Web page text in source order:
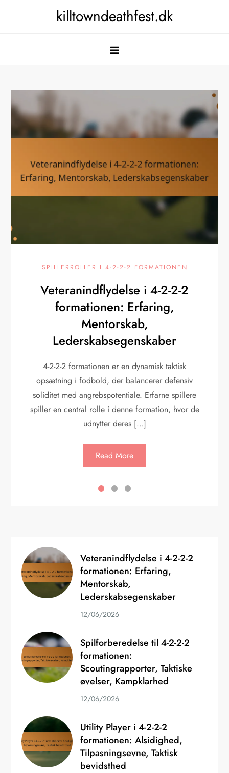
killtowndeathfest.dk
SPILLERROLLER I 4-2-2-2 FORMATIONEN
Veteranindflydelse i 4-2-2-2
formationen: Erfaring,
Mentorskab,
Lederskabsegenskaber
4-2-2-2 formationen er en dynamisk taktisk
opsætning i fodbold, der balancerer defensiv
soliditet med angrebspotentiale. Erfarne spillere
spiller en central rolle i denne formation, hvor de
udnytter deres […]
Read More
Veteranindflydelse i 4-2-2-2
formationen: Erfaring,
Mentorskab,
Lederskabsegenskaber
12/06/2026
Spilforberedelse til 4-2-2-2
formationen:
Scoutingrapporter, Taktiske
øvelser, Kampklarhed
12/06/2026
Utility Player i 4-2-2-2
formationen: Alsidighed,
Tilpasningsevne, Taktisk
bevidsthed